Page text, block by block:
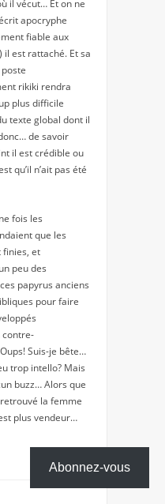
il vécut… Et on ne
apocryphe
fiable aux
il est rattaché. Et sa
rikiki rendra
plus difficile
texte global dont il
de savoir
il est crédible ou
qu’il n’ait pas été
fois les
que les
finies, et
peu des
papyrus anciens
pour faire
contre-
Suis-je bête…
trop intello? Mais
buzz… Alors que
la femme
plus vendeur…
Abonnez-vous